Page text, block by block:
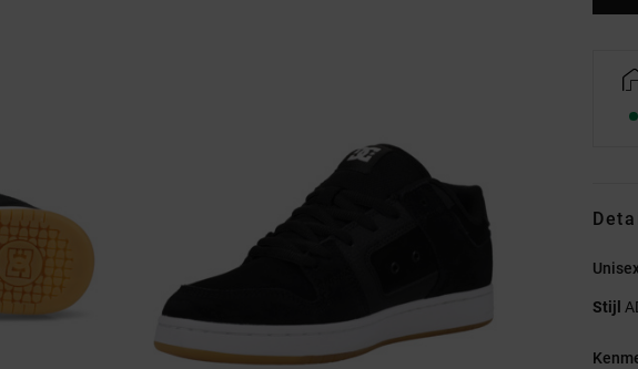
Stijl